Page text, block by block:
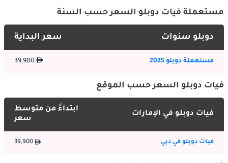
تشتهر فيات دوبلو بتصميمها النفعي ، الأمثل للعملية. في الإمارات
التصميم الخارجي لدوبلو مع الاحتياجات المحلية. يتميز بشكل مربع مع
جودة البناء القوية أنها يمكن أن تتحمل الظروف الجوية الصعبة
الداخلية
مستعملة فيات دوبلو السعر حسب السنة
دوبلو سنوات سعر البداية
مستعملة دوبلو 2025
فيات دوبلو السعر حسب الموقع
فيات دوبلو في الإمارات
ابتداءً من متوسط
سعر
فيات دوبلو في دبي